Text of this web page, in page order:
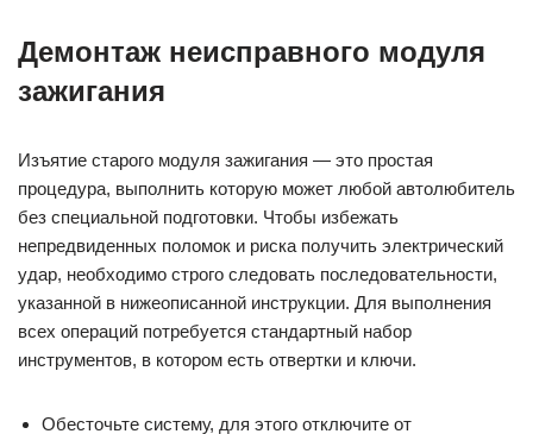
Демонтаж неисправного модуля
зажигания
Изъятие старого модуля зажигания — это простая
процедура, выполнить которую может любой автолюбитель
без специальной подготовки. Чтобы избежать
непредвиденных поломок и риска получить электрический
удар, необходимо строго следовать последовательности,
указанной в нижеописанной инструкции. Для выполнения
всех операций потребуется стандартный набор
инструментов, в котором есть отвертки и ключи.
Обесточьте систему, для этого отключите от